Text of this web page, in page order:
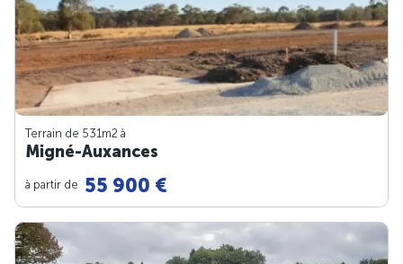
Terrain de 531m2 à
Migné-Auxances
à partir de 55 900 €